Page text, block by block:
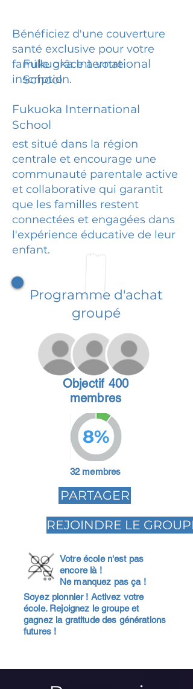
Bénéficiez d'une couverture
santé exclusive pour votre
famille grâce à votre
inscription.
Fukuoka International
School
Fukuoka International
School
est situé dans la région
centrale et encourage une
communauté parentale active
et collaborative qui garantit
que les familles restent
connectées et engagées dans
l'expérience éducative de leur
enfant.
Programme d'achat
groupé
Objectif 400
membres
8%
32 membres
PARTAGER
REJOINDRE LE GROUPE
Votre école n'est pas
encore là !
Ne manquez pas ça !
Soyez pionnier ! Activez votre
école. Rejoignez le groupe et
gagnez la gratitude des générations
futures !